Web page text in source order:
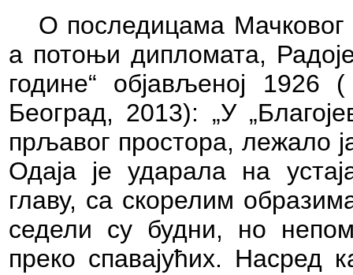
О последицама Мачковог
а потоњи дипломата,
године“ објављеној
Београд, 2013): „У
прљавог простора, лежало
Одаја је ударала на
главу, са скорелим
седели су будни, но
преко спавајућих. Насред